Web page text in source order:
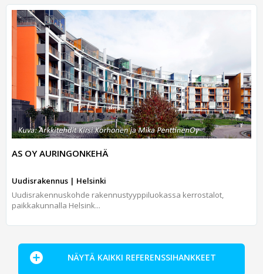
AS OY AURINGONKEHÄ
Uudisrakennus | Helsinki
Uudisrakennuskohde rakennustyyppiluokassa kerrostalot,
paikkakunnalla Helsink...
NÄYTÄ KAIKKI REFERENSSIHANKKEET